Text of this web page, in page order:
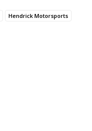
Hendrick Motorsports